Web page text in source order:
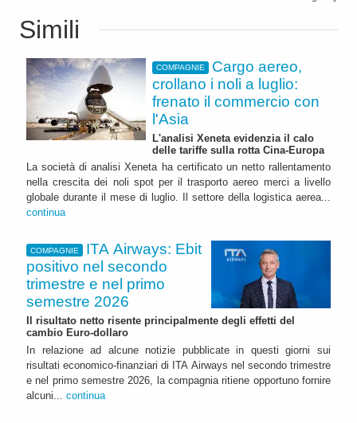
Simili
COMPAGNIE
Cargo aereo,
crollano i noli a luglio:
frenato il commercio con
l'Asia
L'analisi Xeneta evidenzia il calo
delle tariffe sulla rotta Cina-Europa
La società di analisi Xeneta ha certificato un netto rallentamento
nella crescita dei noli spot per il trasporto aereo merci a livello
globale durante il mese di luglio. Il settore della logistica aerea...
continua
COMPAGNIE
ITA Airways: Ebit
positivo nel secondo
trimestre e nel primo
semestre 2026
Il risultato netto risente principalmente degli effetti del
cambio Euro-dollaro
In relazione ad alcune notizie pubblicate in questi giorni sui
risultati economico-finanziari di ITA Airways nel secondo trimestre
e nel primo semestre 2026, la compagnia ritiene opportuno fornire
alcuni... continua